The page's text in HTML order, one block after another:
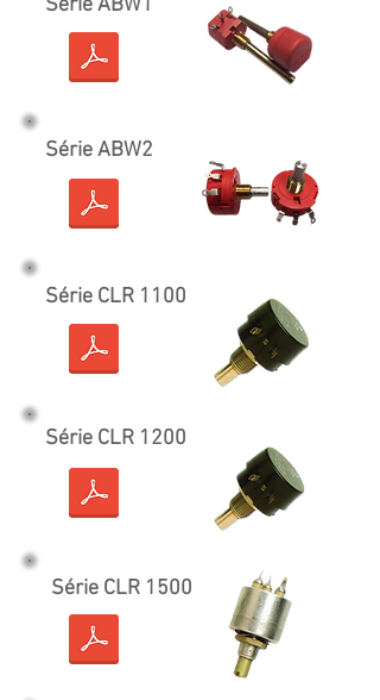
Série ABW1
Série ABW2
Série CLR 1100
Série CLR 1200
Série CLR 1500